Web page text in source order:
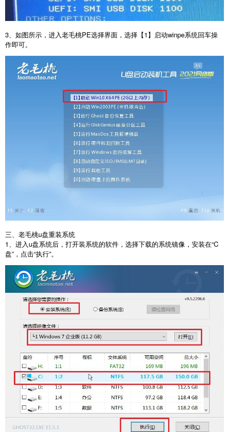
3、如图所示，进入老毛桃PE选择界面，选择【1】启动winpe系统回车操
作即可。
三、老毛桃u盘重装系统
1、进入u盘系统后，打开装系统的软件，选择下载的系统镜像，安装在“C
盘”，点击“执行”。